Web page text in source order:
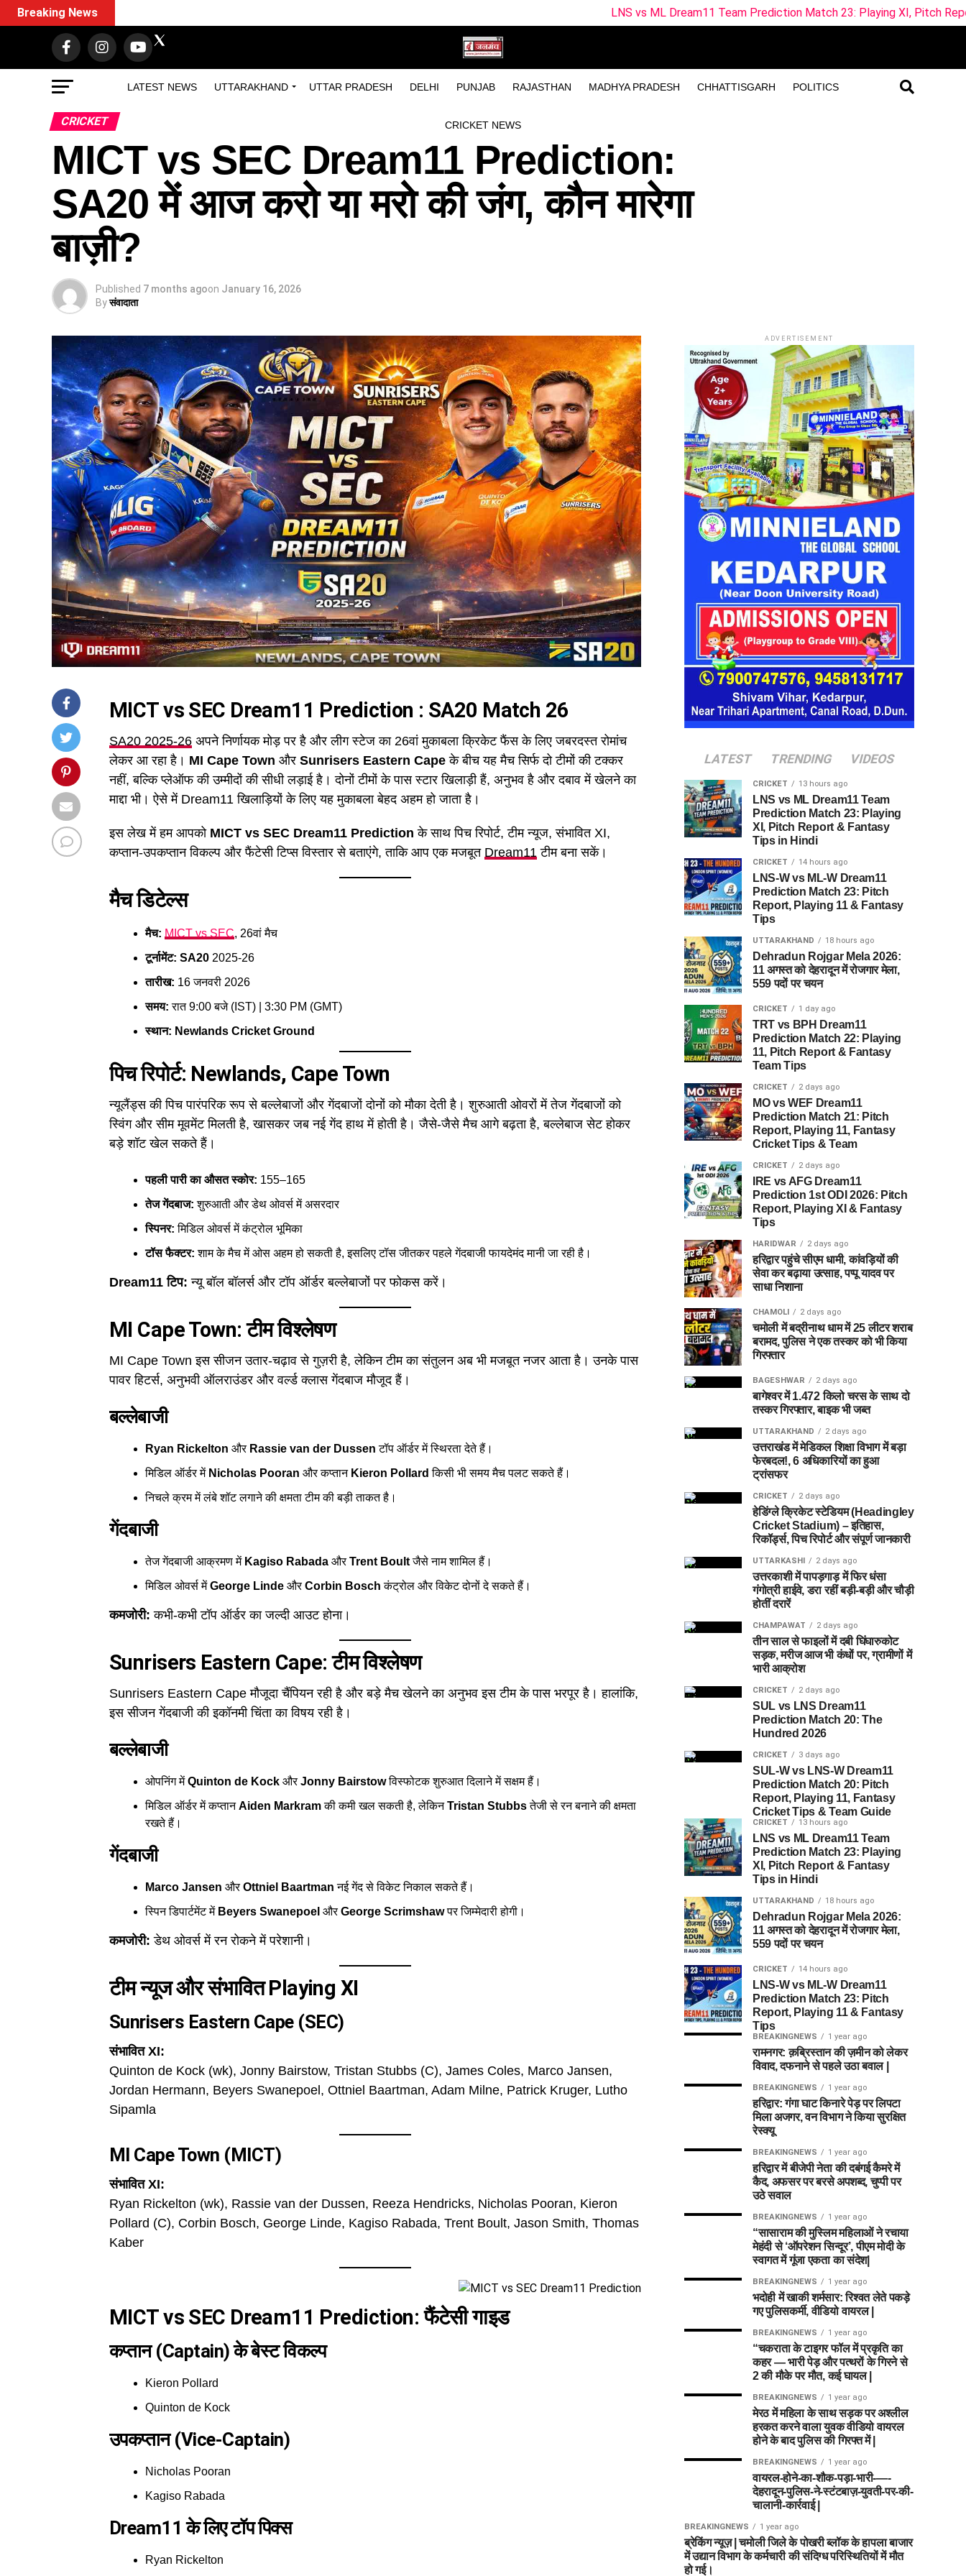
LATEST NEWS UTTARAKHAND UTTAR PRADESH DELHI PUNJAB RAJASTHAN MADHYA PRADESH CHHATTISGARH POLITICS
CRICKET NEWS
Breaking News LNS vs ML Dream11 Team Prediction Match 23: Playing XI, Pitch Report & Fantasy
CRICKET
MICT vs SEC Dream11 Prediction:
SA20 में आज करो या मरो की जंग, कौन मारेगा
बाज़ी?
Published 7 months agoon January 16, 2026
Byसंवादाता
MICT vs SEC Dream11 Prediction : SA20 Match 26
SA20 2025-26 अपने निर्णायक मोड़ पर है और लीग स्टेज का 26वां मुकाबला क्रिकेट फैंस के लिए जबरदस्त रोमांच
लेकर आ रहा है। MI Cape Town और Sunrisers Eastern Cape के बीच यह मैच सिर्फ दो टीमों की टक्कर
नहीं, बल्कि प्लेऑफ की उम्मीदों की सीधी लड़ाई है। दोनों टीमों के पास स्टार खिलाड़ी हैं, अनुभव है और दबाव में खेलने का
माद्दा भी। ऐसे में Dream11 खिलाड़ियों के लिए यह मुकाबला बेहद अहम हो जाता है।
इस लेख में हम आपको MICT vs SEC Dream11 Prediction के साथ पिच रिपोर्ट, टीम न्यूज, संभावित XI,
कप्तान-उपकप्तान विकल्प और फैंटेसी टिप्स विस्तार से बताएंगे, ताकि आप एक मजबूत Dream11 टीम बना सकें।
मैच डिटेल्स
मैच: MICT vs SEC, 26वां मैच
टूर्नामेंट: SA20 2025-26
तारीख: 16 जनवरी 2026
समय: रात 9:00 बजे (IST) | 3:30 PM (GMT)
स्थान: Newlands Cricket Ground
पिच रिपोर्ट: Newlands, Cape Town
न्यूलैंड्स की पिच पारंपरिक रूप से बल्लेबाजों और गेंदबाजों दोनों को मौका देती है। शुरुआती ओवरों में तेज गेंदबाजों को
स्विंग और सीम मूवमेंट मिलती है, खासकर जब नई गेंद हाथ में होती है। जैसे-जैसे मैच आगे बढ़ता है, बल्लेबाज सेट होकर
बड़े शॉट खेल सकते हैं।
पहली पारी का औसत स्कोर: 155–165
तेज गेंदबाज: शुरुआती और डेथ ओवर्स में असरदार
स्पिनर: मिडिल ओवर्स में कंट्रोल भूमिका
टॉस फैक्टर: शाम के मैच में ओस अहम हो सकती है, इसलिए टॉस जीतकर पहले गेंदबाजी फायदेमंद मानी जा रही है।
Dream11 टिप: न्यू बॉल बॉलर्स और टॉप ऑर्डर बल्लेबाजों पर फोकस करें।
MI Cape Town: टीम विश्लेषण
MI Cape Town इस सीजन उतार-चढ़ाव से गुज़री है, लेकिन टीम का संतुलन अब भी मजबूत नजर आता है। उनके पास
पावर हिटर्स, अनुभवी ऑलराउंडर और वर्ल्ड क्लास गेंदबाज मौजूद हैं।
बल्लेबाजी
Ryan Rickelton और Rassie van der Dussen टॉप ऑर्डर में स्थिरता देते हैं।
मिडिल ऑर्डर में Nicholas Pooran और कप्तान Kieron Pollard किसी भी समय मैच पलट सकते हैं।
निचले क्रम में लंबे शॉट लगाने की क्षमता टीम की बड़ी ताकत है।
गेंदबाजी
तेज गेंदबाजी आक्रमण में Kagiso Rabada औरTrent Boultजैसे नाम शामिल हैं।
मिडिल ओवर्स मेंGeorge Linde औरCorbin Bosch कंट्रोल और विकेट दोनों दे सकते हैं।
कमजोरी: कभी-कभी टॉप ऑर्डर का जल्दी आउट होना।
Sunrisers Eastern Cape: टीम विश्लेषण
Sunrisers Eastern Cape मौजूदा चैंपियन रही है और बड़े मैच खेलने का अनुभव इस टीम के पास भरपूर है। हालांकि,
इस सीजन गेंदबाजी की इकॉनमी चिंता का विषय रही है।
बल्लेबाजी
ओपनिंग मेंQuinton de Kock औरJonny Bairstowविस्फोटक शुरुआत दिलाने में सक्षम हैं।
मिडिल ऑर्डर में कप्तानAiden Markramकी कमी खल सकती है, लेकिनTristan Stubbsतेजी से रन बनाने की क्षमता
रखते हैं।
गेंदबाजी
Marco Jansen औरOttniel Baartman नई गेंद से विकेट निकाल सकते हैं।
स्पिन डिपार्टमेंट में Beyers Swanepoel औरGeorge Scrimshawपर जिम्मेदारी होगी।
कमजोरी: डेथ ओवर्स में रन रोकने में परेशानी।
टीम न्यूज और संभावित Playing XI
Sunrisers Eastern Cape (SEC)
संभावित XI:
Quinton de Kock (wk), Jonny Bairstow, Tristan Stubbs (C), James Coles, Marco Jansen,
Jordan Hermann, Beyers Swanepoel, Ottniel Baartman, Adam Milne, Patrick Kruger, Lutho
Sipamla
MI Cape Town (MICT)
संभावित XI:
Ryan Rickelton (wk), Rassie van der Dussen, Reeza Hendricks, Nicholas Pooran, Kieron
Pollard (C), Corbin Bosch, George Linde, Kagiso Rabada, Trent Boult, Jason Smith, Thomas
Kaber
MICT vs SEC Dream11 Prediction: फैंटेसी गाइड
कप्तान (Captain) के बेस्ट विकल्प
Kieron Pollard
Quinton de Kock
उपकप्तान (Vice-Captain)
Nicholas Pooran
Kagiso Rabada
Dream11 के लिए टॉप पिक्स
Ryan Rickelton
ADVERTISEMENT
LATEST TRENDING VIDEOS
CRICKET 13 hours ago
LNS vs ML Dream11 Team
Prediction Match 23: Playing
XI, Pitch Report & Fantasy
Tips in Hindi
CRICKET 14 hours ago
LNS-W vs ML-W Dream11
Prediction Match 23: Pitch
Report, Playing 11 & Fantasy
Tips
UTTARAKHAND 18 hours ago
Dehradun Rojgar Mela 2026:
11 अगस्त को देहरादून में रोजगार मेला,
559 पदों पर चयन
CRICKET 1 day ago
TRT vs BPH Dream11
Prediction Match 22: Playing
11, Pitch Report & Fantasy
Team Tips
CRICKET 2 days ago
MO vs WEF Dream11
Prediction Match 21: Pitch
Report, Playing 11, Fantasy
Cricket Tips & Team
CRICKET 2 days ago
IRE vs AFG Dream11
Prediction 1st ODI 2026: Pitch
Report, Playing XI & Fantasy
Tips
HARIDWAR 2 days ago
हरिद्वार पहुंचे सीएम धामी, कांवड़ियों की
सेवा कर बढ़ाया उत्साह, पप्पू यादव पर
साधा निशाना
CHAMOLI 2 days ago
चमोली में बद्रीनाथ धाम में 25 लीटर शराब
बरामद, पुलिस ने एक तस्कर को भी किया
गिरफ्तार
BAGESHWAR 2 days ago
बागेश्वर में 1.472 किलो चरस के साथ दो
तस्कर गिरफ्तार, बाइक भी जब्त
UTTARAKHAND 2 days ago
उत्तराखंड में मेडिकल शिक्षा विभाग में बड़ा
फेरबदल!, 6 अधिकारियों का हुआ
ट्रांसफर
CRICKET 2 days ago
हेडिंग्ले क्रिकेट स्टेडियम (Headingley
Cricket Stadium) – इतिहास,
रिकॉर्ड्स, पिच रिपोर्ट और संपूर्ण जानकारी
UTTARKASHI 2 days ago
उत्तरकाशी में पापड़गाड़ में फिर धंसा
गंगोत्री हाईवे, डरा रहीं बड़ी-बड़ी और चौड़ी
होतीं दरारें
CHAMPAWAT 2 days ago
तीन साल से फाइलों में दबी घिंघारुकोट
सड़क, मरीज आज भी कंधों पर, ग्रामीणों में
भारी आक्रोश
CRICKET 2 days ago
SUL vs LNS Dream11
Prediction Match 20: The
Hundred 2026
CRICKET 3 days ago
SUL-W vs LNS-W Dream11
Prediction Match 20: Pitch
Report, Playing 11, Fantasy
Cricket Tips & Team Guide
CRICKET 13 hours ago
LNS vs ML Dream11 Team
Prediction Match 23: Playing
XI, Pitch Report & Fantasy
Tips in Hindi
UTTARAKHAND 18 hours ago
Dehradun Rojgar Mela 2026:
11 अगस्त को देहरादून में रोजगार मेला,
559 पदों पर चयन
CRICKET 14 hours ago
LNS-W vs ML-W Dream11
Prediction Match 23: Pitch
Report, Playing 11 & Fantasy
Tips
BREAKINGNEWS 1 year ago
रामनगर: क़ब्रिस्तान की ज़मीन को लेकर
विवाद, दफनाने से पहले उठा बवाल |
BREAKINGNEWS 1 year ago
हरिद्वार: गंगा घाट किनारे पेड़ पर लिपटा
मिला अजगर, वन विभाग ने किया सुरक्षित
रेस्क्यू
BREAKINGNEWS 1 year ago
हरिद्वार में बीजेपी नेता की दबंगई कैमरे में
कैद, अफसर पर बरसे अपशब्द, चुप्पी पर
उठे सवाल
BREAKINGNEWS 1 year ago
“सासाराम की मुस्लिम महिलाओं ने रचाया
मेहंदी से ‘ऑपरेशन सिन्दूर’, पीएम मोदी के
स्वागत में गूंजा एकता का संदेश|
BREAKINGNEWS 1 year ago
भदोही में खाकी शर्मसार: रिश्वत लेते पकड़े
गए पुलिसकर्मी, वीडियो वायरल |
BREAKINGNEWS 1 year ago
“चकराता के टाइगर फॉल में प्रकृति का
कहर — भारी पेड़ और पत्थरों के गिरने से
2 की मौके पर मौत, कई घायल |
BREAKINGNEWS 1 year ago
मेरठ में महिला के साथ सड़क पर अश्लील
हरकत करने वाला युवक वीडियो वायरल
होने के बाद पुलिस की गिरफ्त में |
BREAKINGNEWS 1 year ago
वायरल-होने-का-शौक-पड़ा-भारी-—-
देहरादून-पुलिस-ने-स्टंटबाज़-युवती-पर-की-
चालानी-कार्रवाई |
BREAKINGNEWS 1 year ago
ब्रेकिंग न्यूज़ | चमोली जिले के पोखरी ब्लॉक के हापला बाजार
में उद्यान विभाग के कर्मचारी की संदिग्ध परिस्थितियों में मौत
हो गई।